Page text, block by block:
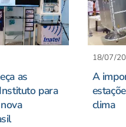
as
para
18/07/
A
clima